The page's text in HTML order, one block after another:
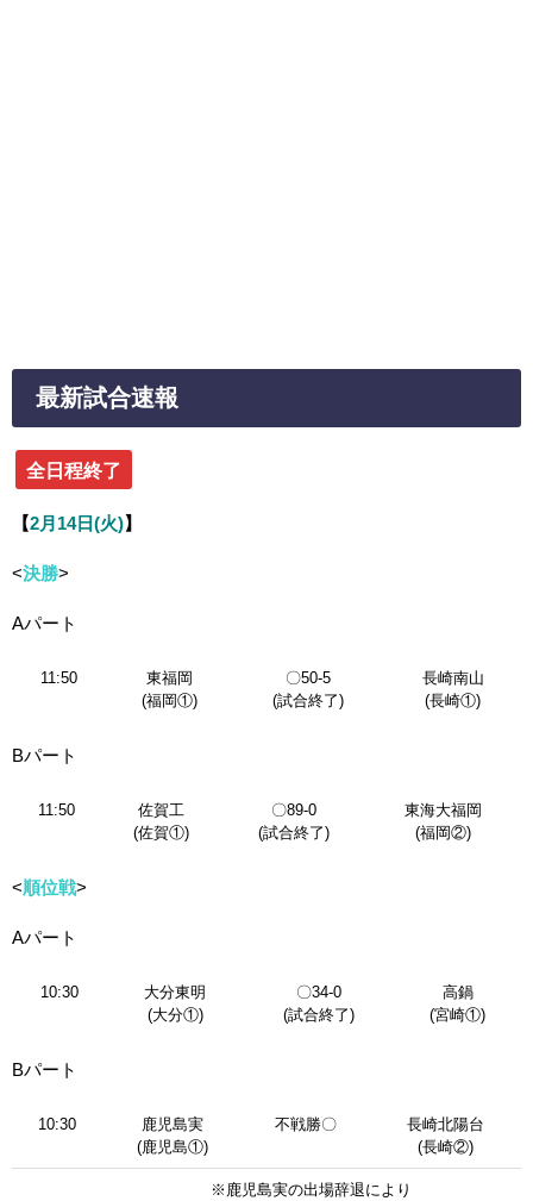
最新試合速報
全日程終了
【2月14日(火) 】
<決勝>
Aパート
11:50
東福岡
(福岡①)
〇50-5
(試合終了)
長崎南山
(長崎①)
Bパート
11:50
佐賀工
(佐賀①)
〇89-0
(試合終了)
東海大福岡
(福岡②)
<順位戦>
Aパート
10:30
大分東明
(大分①)
〇34-0
(試合終了)
高鍋
(宮崎①)
Bパート
10:30
鹿児島実
(鹿児島①)
不戦勝〇
長崎北陽台
(長崎②)
※鹿児島実の出場辞退により